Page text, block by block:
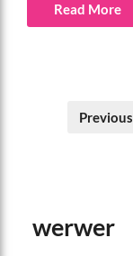
Read More
Previous
werwer